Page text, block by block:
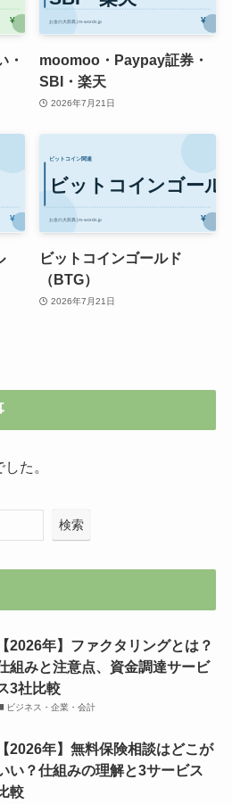
・
moomoo・Paypay証券・
SBI・楽天
2026年7月21日
ビットコインゴールド
（BTG）
2026年7月21日
た。
検索
【2026年】ファクタリングとは？
組みと注意点、資金調達サービ
3社比較
ビジネス・企業・会計
【2026年】無料保険相談はどこが
い？仕組みの理解と3サービス
較